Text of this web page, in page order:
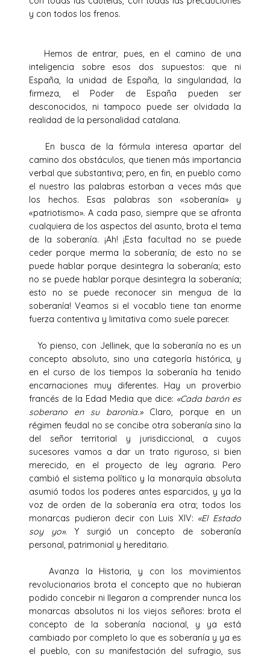
y con todos los frenos.
Hemos de entrar, pues, en el camino de una
inteligencia sobre esos dos supuestos: que ni
España, la unidad de España, la singularidad, la
firmeza, el Poder de España pueden ser
desconocidos, ni tampoco puede ser olvidada la
realidad de la personalidad catalana.
En busca de la fórmula interesa apartar del
camino dos obstáculos, que tienen más importancia
verbal que substantiva; pero, en fin, en pueblo como
el nuestro las palabras estorban a veces más que
los hechos. Esas palabras son «soberanía» y
«patriotismo». A cada paso, siempre que se afronta
cualquiera de los aspectos del asunto, brota el tema
de la soberanía. ¡Ah! ¡Esta facultad no se puede
ceder porque merma la soberanía; de esto no se
puede hablar porque desintegra la soberanía; esto
no se puede hablar porque desintegra la soberanía;
esto no se puede reconocer sin mengua de la
soberanía! Veamos si el vocablo tiene tan enorme
fuerza contentiva y limitativa como suele parecer.
Yo pienso, con Jellinek, que la soberanía no es un
concepto absoluto, sino una categoría histórica, y
en el curso de los tiempos la soberanía ha tenido
encarnaciones muy diferentes. Hay un proverbio
francés de la Edad Media que dice: «Cada barón es
soberano en su baronía.»Claro, porque en un
régimen feudal no se concibe otra soberanía sino la
del señor territorial y jurisdiccional, a cuyos
sucesores vamos a dar un trato riguroso, si bien
merecido, en el proyecto de ley agraria. Pero
cambió el sistema político y la monarquía absoluta
asumió todos los poderes antes esparcidos, y ya la
voz de orden de la soberanía era otra; todos los
monarcas pudieron decir con Luis XIV: «El Estado
soy yo». Y surgió un concepto de soberanía
personal, patrimonial y hereditario.
Avanza la Historia, y con los movimientos
revolucionarios brota el concepto que no hubieran
podido concebir ni llegaron a comprender nunca los
monarcas absolutos ni los viejos señores: brota el
concepto de la soberanía nacional, y ya está
cambiado por completo lo que es soberanía y ya es
el pueblo, con su manifestación del sufragio, sus